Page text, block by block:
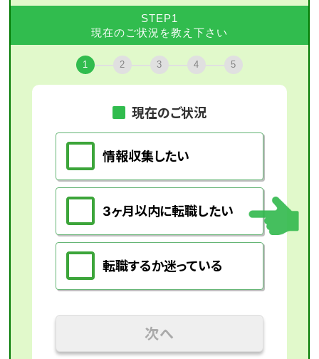
STEP1
現在のご状況を教え下さい
1 2 3 4 5
現在のご状況
情報収集したい
3ヶ月以内に転職したい
転職するか迷っている
次へ